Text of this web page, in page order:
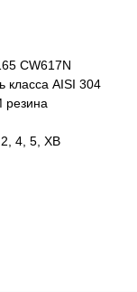
CW617N
класса AISI 304
резина
4, 5, ХВ